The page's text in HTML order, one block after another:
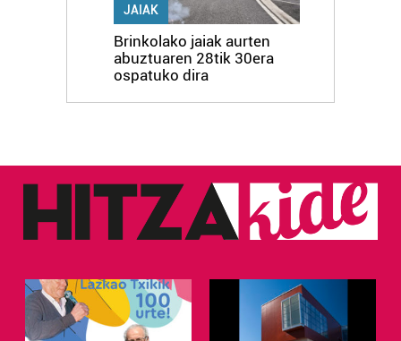
JAIAK
Brinkolako jaiak aurten
abuztuaren 28tik 30era
ospatuko dira